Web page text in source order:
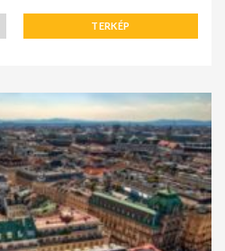
TERKÉP